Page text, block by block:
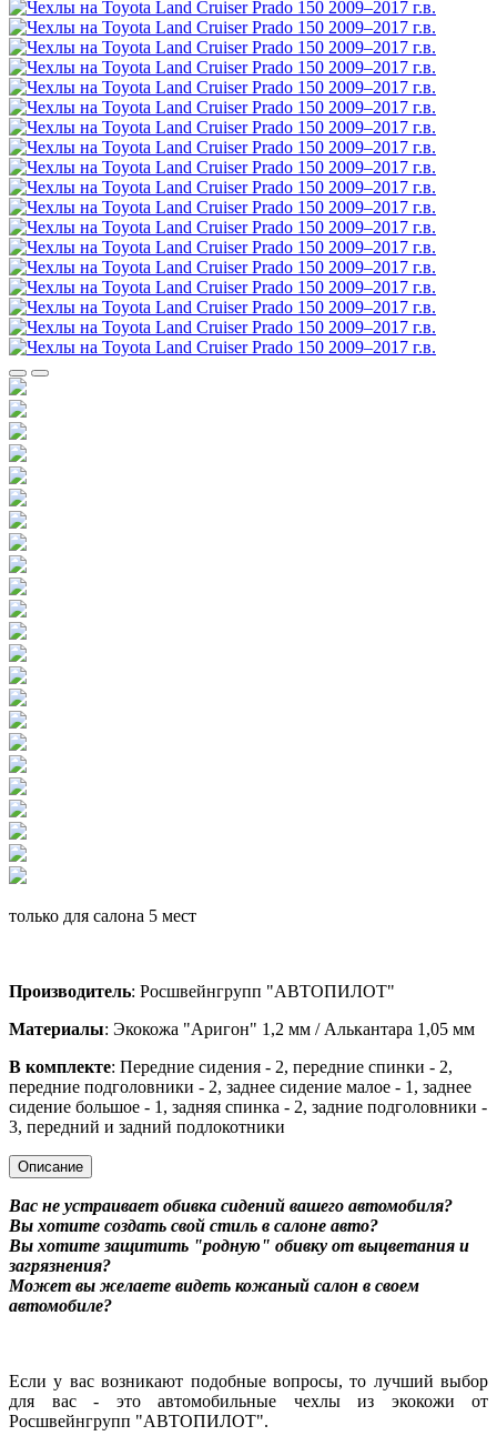
только для салона 5 мест
Производитель: Росшвейнгрупп "АВТОПИЛОТ"
Материалы: Экокожа "Аригон" 1,2 мм / Алькантара 1,05 мм
В комплекте: Передние сидения - 2, передние спинки - 2,
передние подголовники - 2, заднее сидение малое - 1, заднее
сидение большое - 1, задняя спинка - 2, задние подголовники -
3, передний и задний подлокотники
Описание
Вас не устраивает обивка сидений вашего автомобиля?
Вы хотите создать свой стиль в салоне авто?
Вы хотите защитить "родную" обивку от выцветания и
загрязнения?
Может вы желаете видеть кожаный салон в своем
автомобиле?
Если у вас возникают подобные вопросы, то лучший выбор
для вас - это автомобильные чехлы из экокожи от
Росшвейнгрупп "АВТОПИЛОТ".